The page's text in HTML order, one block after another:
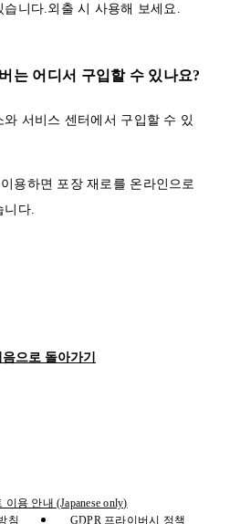
니다.외출 시 사용해 보세요.
는 어디서 구입할 수 있나요?
와 서비스 센터에서 구입할 수 있
용하면 포장 재로를 온라인으로
다.
음으로 돌아가기
이용 안내 (Japanese only)
침
GDPR 프라이버시 정책